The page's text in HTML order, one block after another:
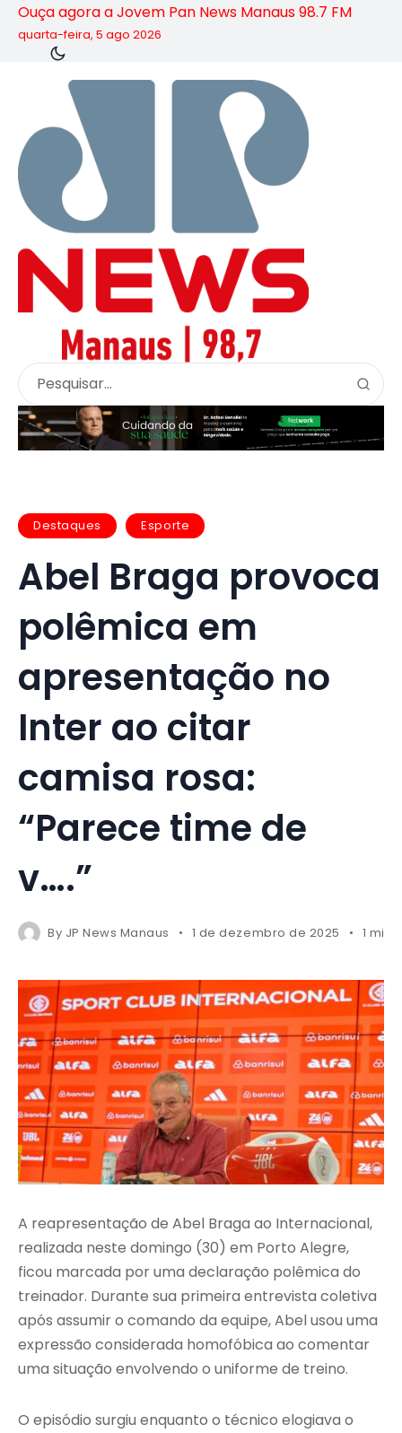
Ouça agora a Jovem Pan News Manaus 98.7 FM
quarta-feira, 5 ago 2026
Destaques Esporte
Abel Braga provoca
polêmica em
apresentação no
Inter ao citar
camisa rosa:
“Parece time de
v….”
By JP News Manaus 1 de dezembro de 2025 1
A reapresentação de Abel Braga ao Internacional,
realizada neste domingo (30) em Porto Alegre,
ficou marcada por uma declaração polêmica do
treinador. Durante sua primeira entrevista coletiva
após assumir o comando da equipe, Abel usou uma
expressão considerada homofóbica ao comentar
uma situação envolvendo o uniforme de treino.
O episódio surgiu enquanto o técnico elogiava o